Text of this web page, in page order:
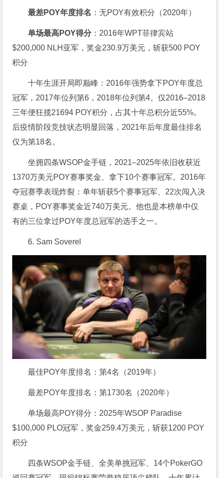
最差POY年度排名 ：无POY有效积分（2020年）
单场最高POY得分：2016年WPT菲律宾站
$200,000 NLH亚军，奖金230.9万美元，斩获500 POY
积分
十年生涯开局即巅峰：2016年强势拿下POY年度总
冠军，2017年位列第6，2018年位列第4。仅2016–2018
三年便狂揽21694 POY积分，占其十年总积分近55%。
后疫情阶段竞技状态明显回落，2021年后年度最佳排名
仅为第18名。
坐拥四条WSOP金手链，2021–2025年依旧收获近
1370万美元POY赛事奖金、拿下10个赛事冠军。2016年
夺冠赛季表现炸裂：单年斩获5个赛事冠军、22次闯入决
赛桌，POY赛事奖金近740万美元。他也是本榜单中仅
有的三位拿过POY年度总冠军的选手之一。
6. Sam Soverel
最佳POY年度排名：第4名（2019年）
最差POY年度排名：第1730名（2020年）
单场最高POY得分：2025年WSOP Paradise
$100,000 PLO冠军，奖金259.4万美元，斩获1200 POY
积分
四条WSOP金手链、全美单挑冠军、14个PokerGO